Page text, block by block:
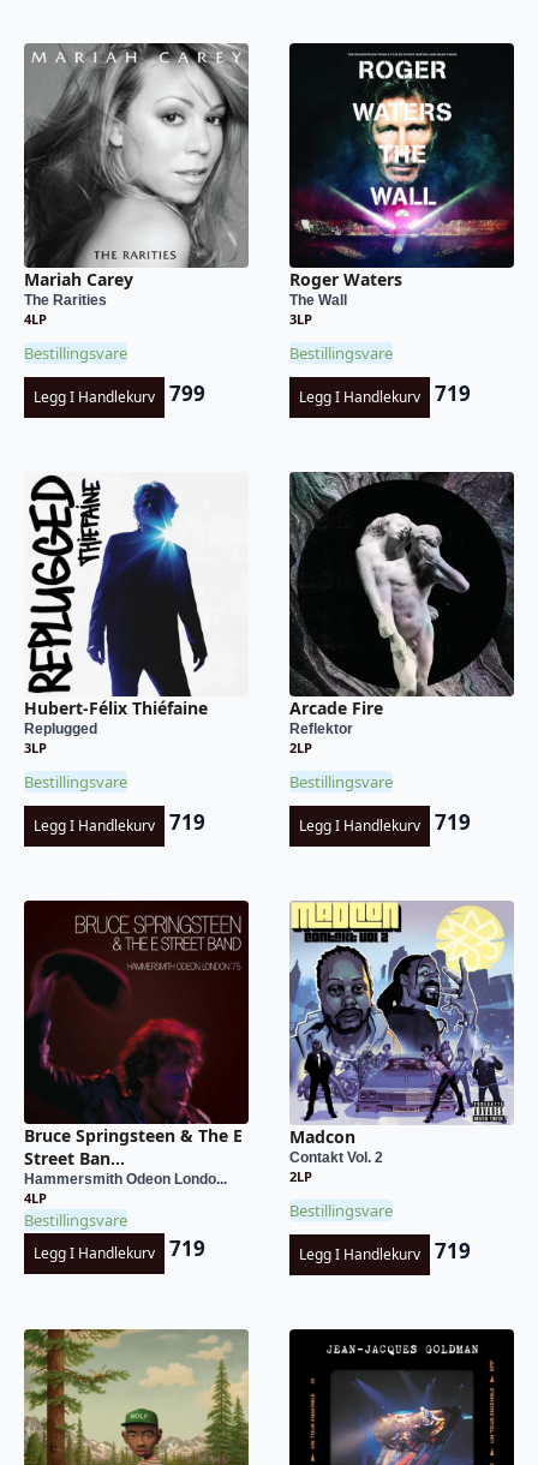
Mariah Carey
The Rarities
4LP
Bestillingsvare
Legg I Handlekurv 799
Roger Waters
The Wall
3LP
Bestillingsvare
Legg I Handlekurv 719
Hubert-Félix Thiéfaine
Replugged
3LP
Bestillingsvare
Legg I Handlekurv 719
Arcade Fire
Reflektor
2LP
Bestillingsvare
Legg I Handlekurv 719
Bruce Springsteen & The E
Street Ban...
Hammersmith Odeon Londo...
4LP
Bestillingsvare
Legg I Handlekurv 719
Madcon
Contakt Vol. 2
2LP
Bestillingsvare
Legg I Handlekurv 719